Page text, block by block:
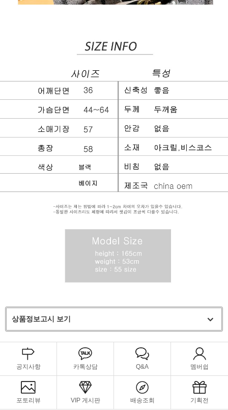
상품정보고시 보기
공지사항 카톡상담 Q&A 멤버쉽
포토리뷰 VIP 게시판 배송조회 기획전